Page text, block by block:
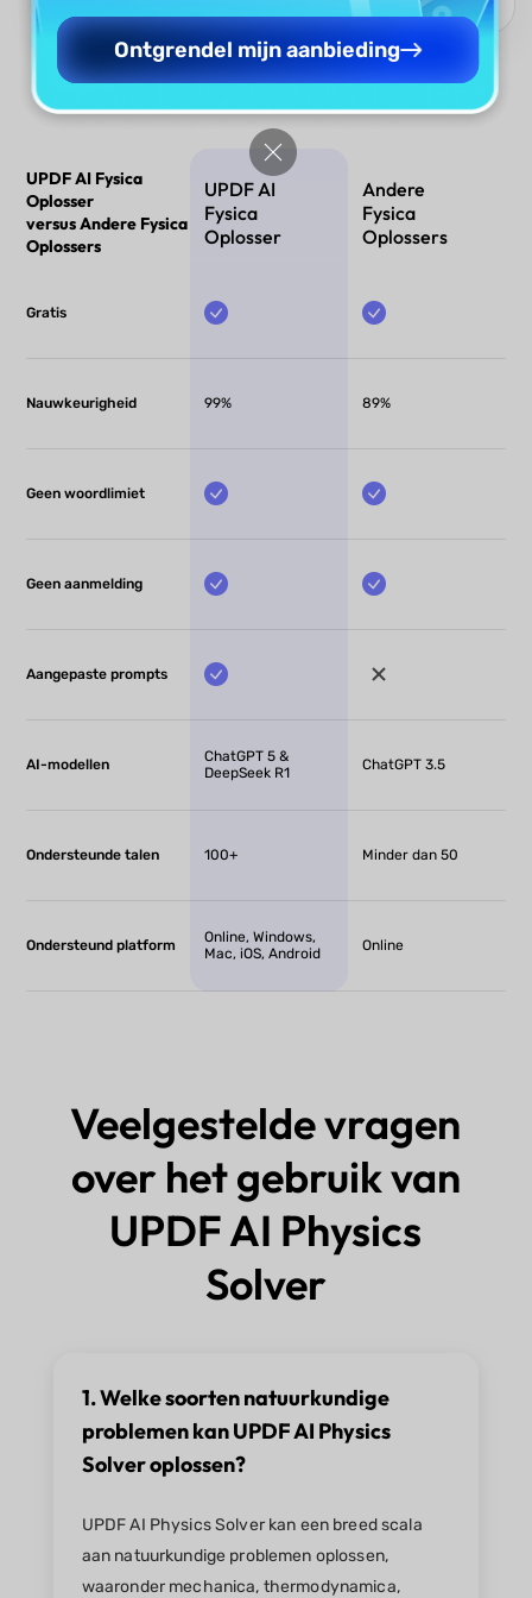
UPDF AI Fysica
Oplosser
versus Andere Fysica
Oplossers
UPDF AI
Fysica
Oplosser
Andere
Fysica
Oplossers
Gratis
Nauwkeurigheid 99% 89%
Geen woordlimiet
Geen aanmelding
Aangepaste prompts
AI-modellen
ChatGPT 5 &
DeepSeek R1
ChatGPT 3.5
Ondersteunde talen 100+ Minder dan 50
Ondersteund platform
Online, Windows,
Mac, iOS, Android
Online
Veelgestelde vragen
over het gebruik van
UPDF AI Physics
Solver
1. Welke soorten natuurkundige
problemen kan UPDF AI Physics
Solver oplossen?
UPDF AI Physics Solver kan een breed scala
aan natuurkundige problemen oplossen,
waaronder mechanica, thermodynamica,
Ontgrendel mijn aanbieding